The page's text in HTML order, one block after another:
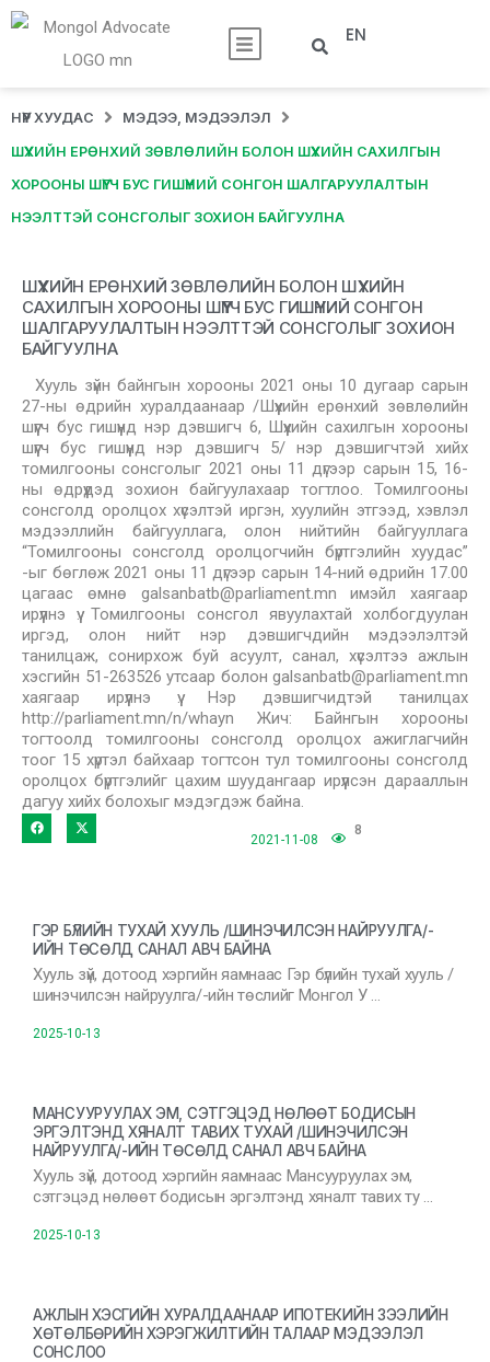
EN
НҮҮР ХУУДАС МЭДЭЭ, МЭДЭЭЛЭЛ
ШҮҮХИЙН ЕРӨНХИЙ ЗӨВЛӨЛИЙН БОЛОН ШҮҮХИЙН САХИЛГЫН
ХОРООНЫ ШҮҮГЧ БУС ГИШҮҮНИЙ СОНГОН ШАЛГАРУУЛАЛТЫН
НЭЭЛТТЭЙ СОНСГОЛЫГ ЗОХИОН БАЙГУУЛНА
ШҮҮХИЙН ЕРӨНХИЙ ЗӨВЛӨЛИЙН БОЛОН ШҮҮХИЙН
САХИЛГЫН ХОРООНЫ ШҮҮГЧ БУС ГИШҮҮНИЙ СОНГОН
ШАЛГАРУУЛАЛТЫН НЭЭЛТТЭЙ СОНСГОЛЫГ ЗОХИОН
БАЙГУУЛНА
Хууль зүйн байнгын хорооны 2021 оны 10 дугаар сарын
27-ны өдрийн хуралдаанаар /Шүүхийн ерөнхий зөвлөлийн
шүүгч бус гишүүнд нэр дэвшигч 6, Шүүхийн сахилгын хорооны
шүүгч бус гишүүнд нэр дэвшигч 5/ нэр дэвшигчтэй хийх
томилгооны сонсголыг 2021 оны 11 дүгээр сарын 15, 16-
ны өдрүүдэд зохион байгуулахаар тогтлоо. Томилгооны
сонсголд оролцох хүсэлтэй иргэн, хуулийн этгээд, хэвлэл
мэдээллийн байгууллага, олон нийтийн байгууллага
“Томилгооны сонсголд оролцогчийн бүртгэлийн хуудас”
-ыг бөглөж 2021 оны 11 дүгээр сарын 14-ний өдрийн 17.00
цагаас өмнө galsanbatb@parliament.mn имэйл хаягаар
ирүүлнэ үү. Томилгооны сонсгол явуулахтай холбогдуулан
иргэд, олон нийт нэр дэвшигчдийн мэдээлэлтэй
танилцаж, сонирхож буй асуулт, санал, хүсэлтээ ажлын
хэсгийн 51-263526 утсаар болон galsanbatb@parliament.mn
хаягаар ирүүлнэ үү. Нэр дэвшигчидтэй танилцах
http://parliament.mn/n/whayn Жич: Байнгын хорооны
тогтоолд томилгооны сонсголд оролцох ажиглагчийн
тоог 15 хүртэл байхаар тогтсон тул томилгооны сонсголд
оролцох бүртгэлийг цахим шуудангаар ирүүлсэн дарааллын
дагуу хийх болохыг мэдэгдэж байна.
2021-11-08
8
ГЭР БҮЛИЙН ТУХАЙ ХУУЛЬ /ШИНЭЧИЛСЭН НАЙРУУЛГА/-
ИЙН ТӨСӨЛД САНАЛ АВЧ БАЙНА
Хууль зүй, дотоод хэргийн яамнаас Гэр бүлийн тухай хууль /
шинэчилсэн найруулга/-ийн төслийг Монгол У …
2025-10-13
МАНСУУРУУЛАХ ЭМ, СЭТГЭЦЭД НӨЛӨӨТ БОДИСЫН
ЭРГЭЛТЭНД ХЯНАЛТ ТАВИХ ТУХАЙ /ШИНЭЧИЛСЭН
НАЙРУУЛГА/-ИЙН ТӨСӨЛД САНАЛ АВЧ БАЙНА
Хууль зүй, дотоод хэргийн яамнаас Мансууруулах эм,
сэтгэцэд нөлөөт бодисын эргэлтэнд хяналт тавих ту …
2025-10-13
АЖЛЫН ХЭСГИЙН ХУРАЛДААНААР ИПОТЕКИЙН ЗЭЭЛИЙН
ХӨТӨЛБӨРИЙН ХЭРЭГЖИЛТИЙН ТАЛААР МЭДЭЭЛЭЛ
СОНСЛОО